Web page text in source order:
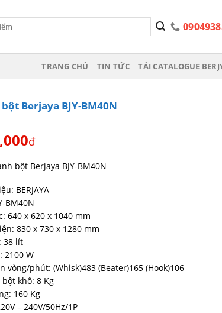
TRANG CHỦ TIN TỨC TẢI CATALOGUE
Berjaya BJY-BM40N
₫
bột Berjaya BJY-BM40N
BERJAYA
BM40N
640 x 620 x 1040 mm
830 x 730 x 1280 mm
38 lít
2100 W
vòng/phút: (Whisk)483 (Beater)165 (Hook)106
khô: 8 Kg
160 Kg
– 240V/50Hz/1P